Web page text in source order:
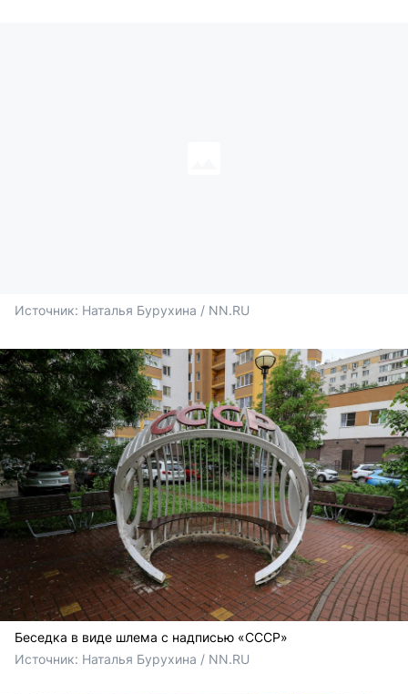
Источник: Наталья Бурухина / NN.RU
Беседка в виде шлема с надписью «СССР»
Источник: Наталья Бурухина / NN.RU